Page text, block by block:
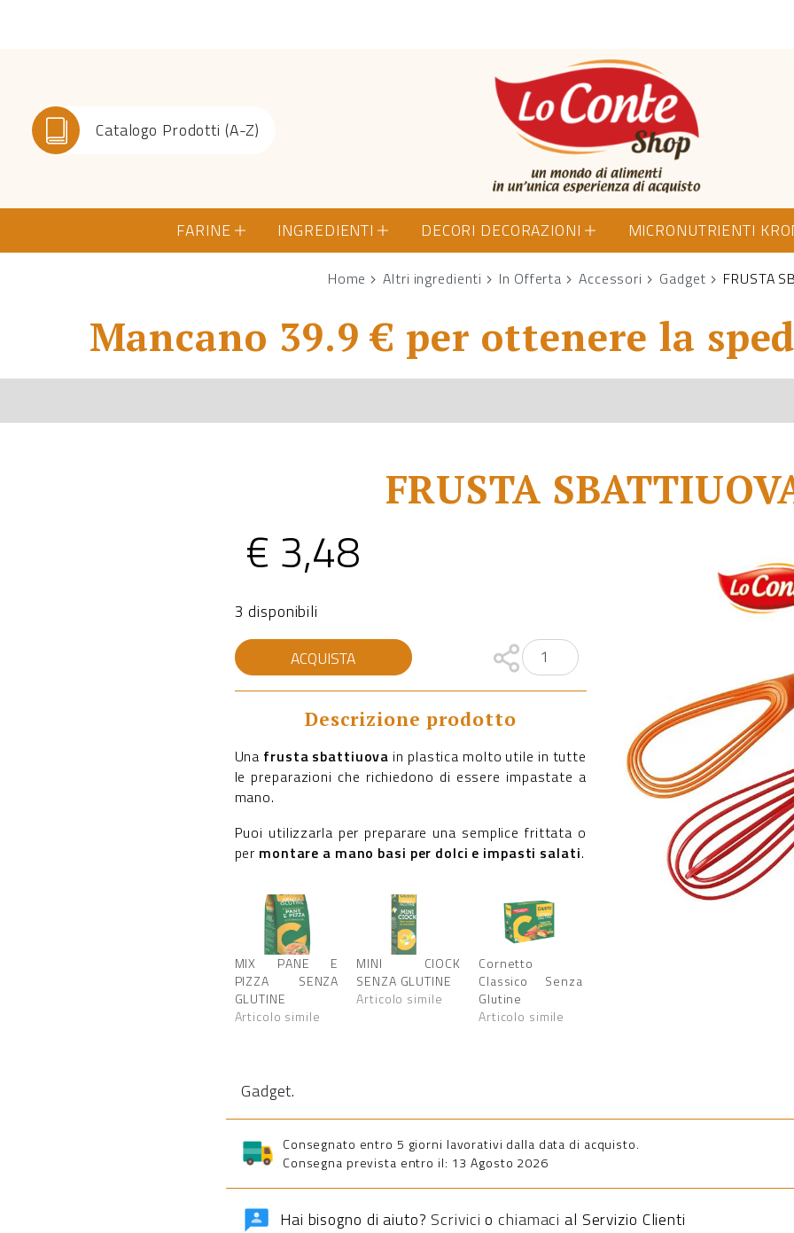
Catalogo Prodotti (A-Z)
Lo Conte Shop
FARINE INGREDIENTI DECORI DECORAZIONI MICRONUTRIENTI
Home Altri ingredienti In Offerta Accessori Gadget FRUSTA
Mancano 39.9 € per ottenere la
FRUSTA
€ 3,48
3 disponibili
FRUSTA
SBATTIUOVA
quantità
ACQUISTA
Descrizione prodotto
Una frusta sbattiuova in plastica molto utile in tutte
le preparazioni che richiedono di essere impastate a
mano.
Puoi utilizzarla per preparare una semplice frittata o
per montare a mano basi per dolci e impasti salati.
MIX PANE E
PIZZA SENZA
GLUTINE
Articolo simile
MINI CIOCK
SENZA GLUTINE
Articolo simile
Cornetto
Classico Senza
Glutine
Articolo simile
Gadget.
Consegnato entro 5 giorni lavorativi dalla data di acquisto.
Consegna prevista entro il: 13 Agosto 2026
Hai bisogno di aiuto? Scrivici ochiamaci al Servizio Clienti